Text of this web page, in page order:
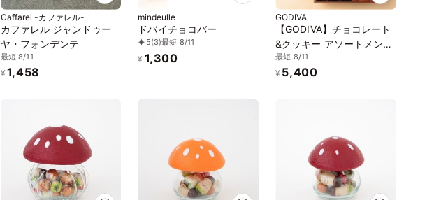
Caffarel -カファレル-
カファレル ジャンドゥー
ヤ・フォンデンテ
最短 8/11
¥ 1,458
mindeulle
ドバイチョコバー
5(3)最短 8/11
¥ 1,300
GODIVA
【GODIVA】チョコレート
&クッキー アソートメント
（チョコレート19粒入/ク
ッキー8枚入）お中元2026
最短 8/11
¥ 5,400